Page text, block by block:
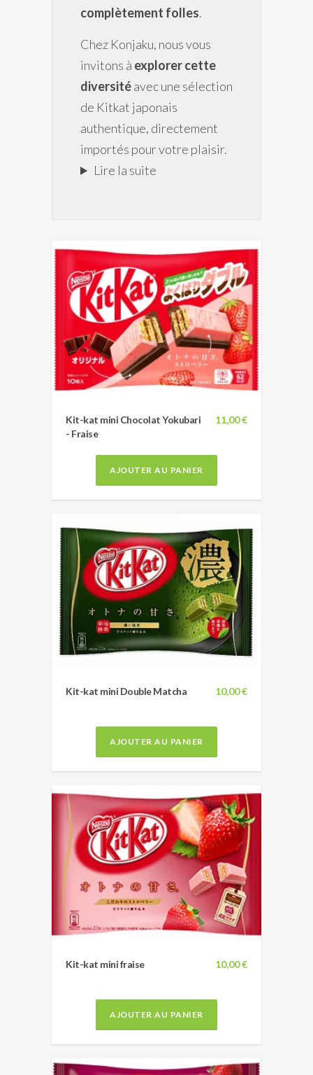
complètement folles.
Chez Konjaku, nous vous
invitons à explorer cette
diversitéavec une sélection
de Kitkat japonais
authentique, directement
importés pour votre plaisir.
Lire la suite
11,00 €
Kit-kat mini Chocolat Yokubari
- Fraise
AJOUTER AU PANIER
10,00 €
Kit-kat mini Double Matcha
AJOUTER AU PANIER
10,00 €
Kit-kat mini fraise
AJOUTER AU PANIER